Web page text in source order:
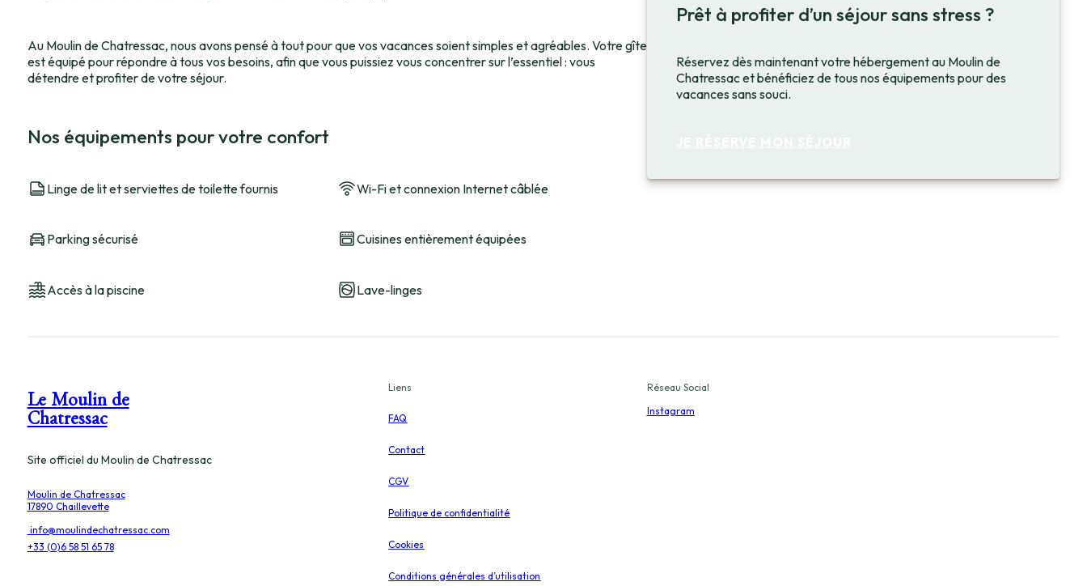
Au Moulin de Chatressac, nous avons pensé à tout pour que vos vacances soient simples et agréables. Votre gîte
est équipé pour répondre à tous vos besoins, afin que vous puissiez vous concentrer sur l’essentiel : vous
détendre et profiter de votre séjour.
Nos équipements pour votre confort
Linge de lit et serviettes de toilette fournis
Parking sécurisé
Accès à la piscine
Wi-Fi et connexion Internet câblée
Cuisines entièrement équipées
Lave-linges
Prêt à profiter d’un séjour sans stress ?
Réservez dès maintenant votre hébergement au Moulin de
Chatressac et bénéficiez de tous nos équipements pour des
vacances sans souci.
Le Moulin de
Chatressac
Site officiel du Moulin de Chatressac
Moulin de Chatressac
17890 Chaillevette
info@moulindechatressac.com
+33 (0)6 58 51 65 78
Liens
FAQ
Contact
CGV
Politique de confidentialité
Cookies
Conditions générales d’utilisation
Réseau Social
Instagram